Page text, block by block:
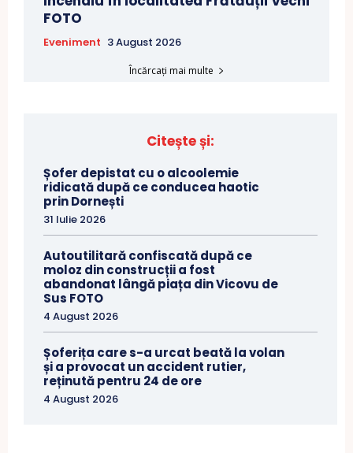
FOTO
Eveniment 3 August 2026
Încărcați mai multe
Citește și:
Șofer depistat cu o alcoolemie
ridicată după ce conducea haotic
prin Dornești
31 Iulie 2026
Autoutilitară confiscată după ce
moloz din construcții a fost
abandonat lângă piața din Vicovu de
Sus FOTO
4 August 2026
Șoferița care s-a urcat beată la volan
și a provocat un accident rutier,
reținută pentru 24 de ore
4 August 2026